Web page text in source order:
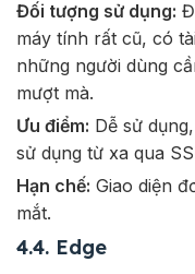
Đối tượng sử dụng:
máy tính rất cũ, có
những người dùng
mượt mà.
Ưu điểm: Dễ sử
sử dụng từ xa qua
Hạn chế: Giao diện
mắt.
4.4. Edge